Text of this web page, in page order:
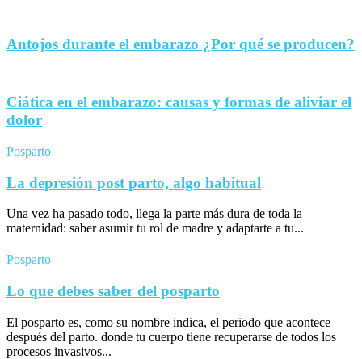
Antojos durante el embarazo ¿Por qué se producen?
Ciática en el embarazo: causas y formas de aliviar el
dolor
Posparto
La depresión post parto, algo habitual
Una vez ha pasado todo, llega la parte más dura de toda la
maternidad: saber asumir tu rol de madre y adaptarte a tu...
Posparto
Lo que debes saber del posparto
El posparto es, como su nombre indica, el periodo que acontece
después del parto. donde tu cuerpo tiene recuperarse de todos los
procesos invasivos...